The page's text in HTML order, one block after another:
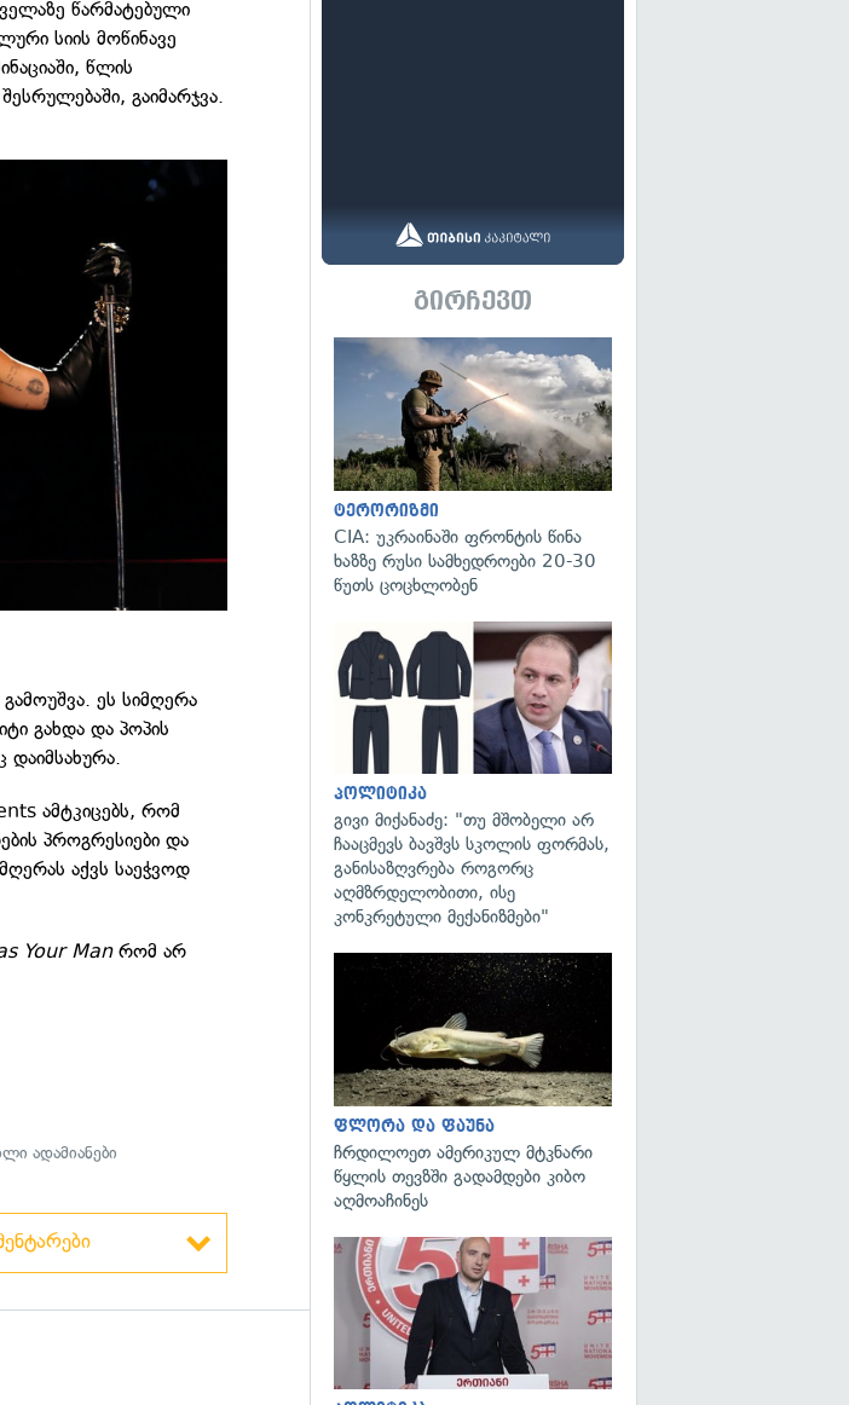
წარმატებული
სიის მოწინავე
წლის
გაიმარჯვა.
ეს სიმღერა
გახდა და პოპის
დაიმსახურა.
ამტკიცებს, რომ
პროგრესიები და
აქვს საეჭვოდ
Your Manრომ არ
ადამიანები
გირჩევთ
ტერორიზმი
CIA: უკრაინაში ფრონტის წინა
ხაზზე რუსი სამხედროები 20-30
წუთს ცოცხლობენ
პოლიტიკა
გივი მიქანაძე: "თუ მშობელი არ
ჩააცმევს ბავშვს სკოლის ფორმას,
განისაზღვრება როგორც
აღმზრდელობითი, ისე
კონკრეტული მექანიზმები"
ფლორა და ფაუნა
ჩრდილოეთ ამერიკულ მტკნარი
წყლის თევზში გადამდები კიბო
აღმოაჩინეს